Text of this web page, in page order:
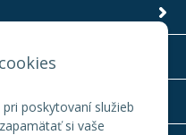
poskytovaní služieb
si vaše